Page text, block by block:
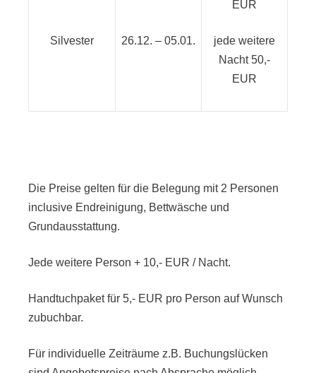
Silvester 26.12. – 05.01.
EUR
jede weitere
Nacht 50,-
EUR
Die Preise gelten für die Belegung mit 2 Personen
inclusive Endreinigung, Bettwäsche und
Grundausstattung.
Jede weitere Person + 10,- EUR / Nacht.
Handtuchpaket für 5,- EUR pro Person auf Wunsch
zubuchbar.
Für individuelle Zeiträume z.B. Buchungslücken